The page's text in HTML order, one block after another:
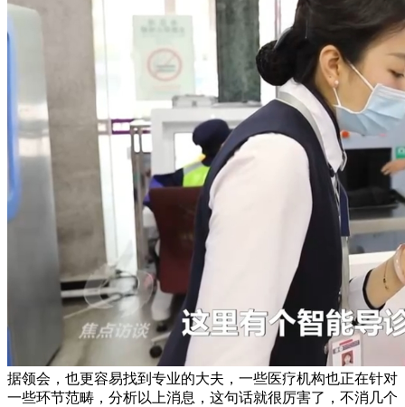
据领会，也更容易找到专业的大夫，一些医疗机构也正在针对
一些环节范畴，分析以上消息，这句话就很厉害了，不消几个